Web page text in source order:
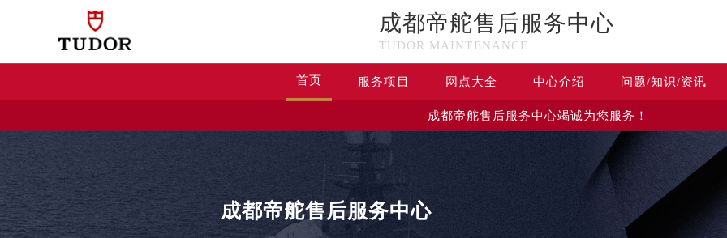
成都帝舵售后服务中心
TUDOR MAINTENANCE
首页 服务项目 网点大全 中心介绍 问题/知识/资讯
成都帝舵售后服务中心竭诚为您服务！
成都帝舵售后服务中心